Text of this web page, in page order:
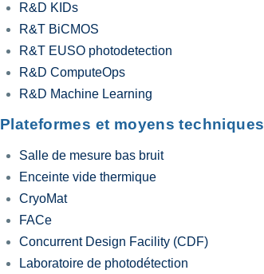
R&D KIDs
R&T BiCMOS
R&T EUSO photodetection
R&D ComputeOps
R&D Machine Learning
Plateformes et moyens techniques
Salle de mesure bas bruit
Enceinte vide thermique
CryoMat
FACe
Concurrent Design Facility (CDF)
Laboratoire de photodétection